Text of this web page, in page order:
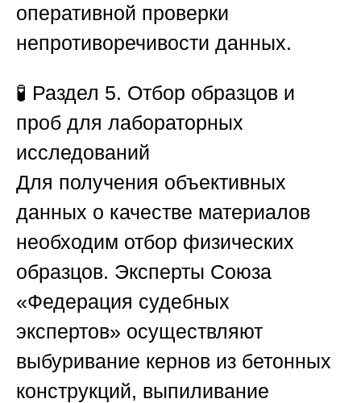
оперативной проверки
непротиворечивости данных.
🧪 Раздел 5. Отбор образцов и
проб для лабораторных
исследований
Для получения объективных
данных о качестве материалов
необходим отбор физических
образцов. Эксперты Союза
«Федерация судебных
экспертов» осуществляют
выбуривание кернов из бетонных
конструкций, выпиливание